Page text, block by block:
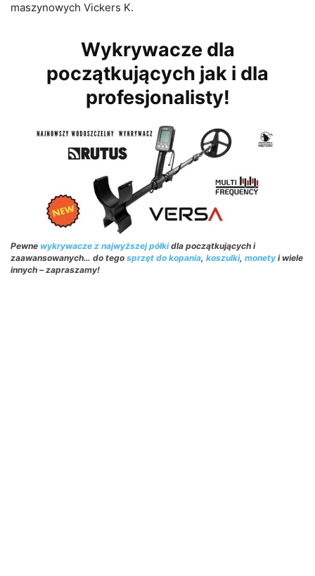
maszynowych Vickers K.
Wykrywacze dla
początkujących jak i dla
profesjonalisty!
Pewne wykrywacze z najwyższej półkidla początkujących i
zaawansowanych… do tego sprzęt do kopania, koszulki, monety i wiele
innych – zapraszamy!